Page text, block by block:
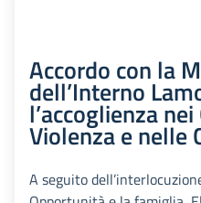
Accordo con la
dell’Interno
l’accoglienza
Violenza e nelle
A seguito